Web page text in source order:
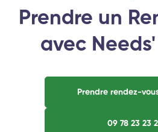
Prendre un
avec
Prendre rendez-
09 78 23 23